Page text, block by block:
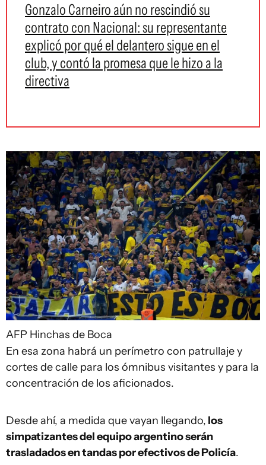
Gonzalo Carneiro aún no rescindió su
contrato con Nacional: su representante
explicó por qué el delantero sigue en el
club, y contó la promesa que le hizo a la
directiva
AFP Hinchas de Boca
En esa zona habrá un perímetro con patrullaje y
cortes de calle para los ómnibus visitantes y para la
concentración de los aficionados.
Desde ahí, a medida que vayan llegando, los
simpatizantes del equipo argentino serán
trasladados en tandas por efectivos de Policía.